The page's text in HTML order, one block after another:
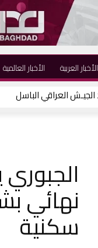
الأخبار العالمية الأخبار العربية
نهائي
سكنية